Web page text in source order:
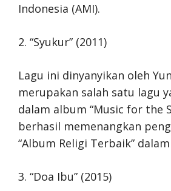
Indonesia (AMI).
2. “Syukur” (2011)
Lagu ini dinyanyikan oleh
merupakan salah satu lagu
dalam album “Music for the
berhasil memenangkan
“Album Religi Terbaik”
3. “Doa Ibu” (2015)